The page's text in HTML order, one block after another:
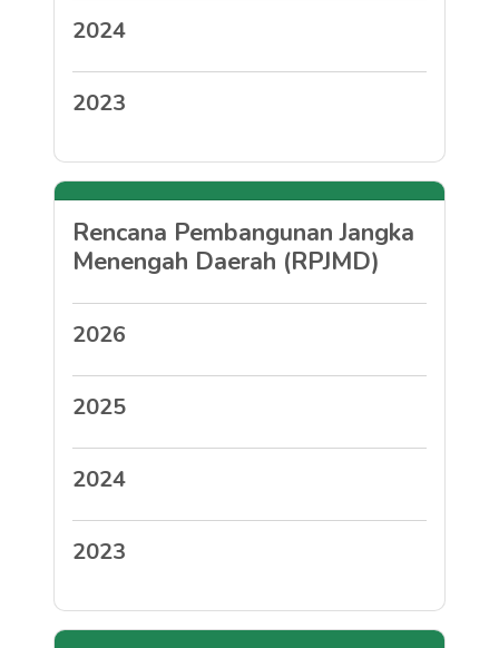
2024
2023
Rencana Pembangunan Jangka
Menengah Daerah (RPJMD)
2026
2025
2024
2023